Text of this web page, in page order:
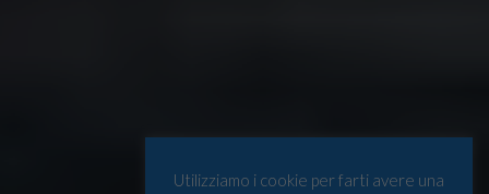
Utilizziamo i cookie per farti avere una